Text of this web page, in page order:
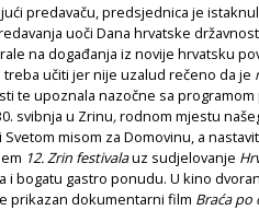
predavaču, predsjednica je
uoči Dana hrvatske
na događanja iz novije hrvatsku
učiti jer nije uzalud rečeno da je
te upoznala nazočne sa programom
svibnja u Zrinu,rodnom mjestu
Svetom misom za Domovinu, a
12. Zrin festivalauz sudjelovanje
i bogatu gastro ponudu. U kino
prikazan dokumentarni film Braća po